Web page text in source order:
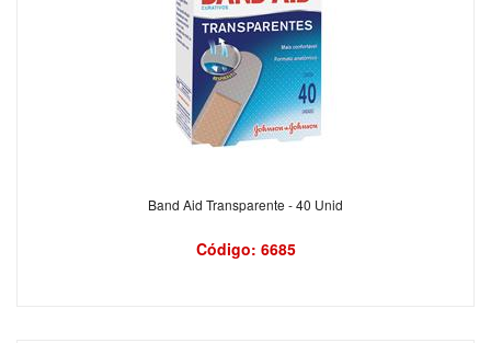
Band Aid Transparente - 40 Unid
Código: 6685